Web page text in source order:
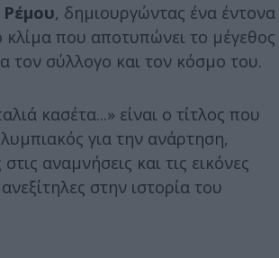
, δημιουργώντας ένα έντονα
κλίμα που αποτυπώνει το μέγεθος
τον σύλλογο και τον κόσμο του.
κασέτα...» είναι ο τίτλος που
για την ανάρτηση,
αναμνήσεις και τις εικόνες
στην ιστορία του